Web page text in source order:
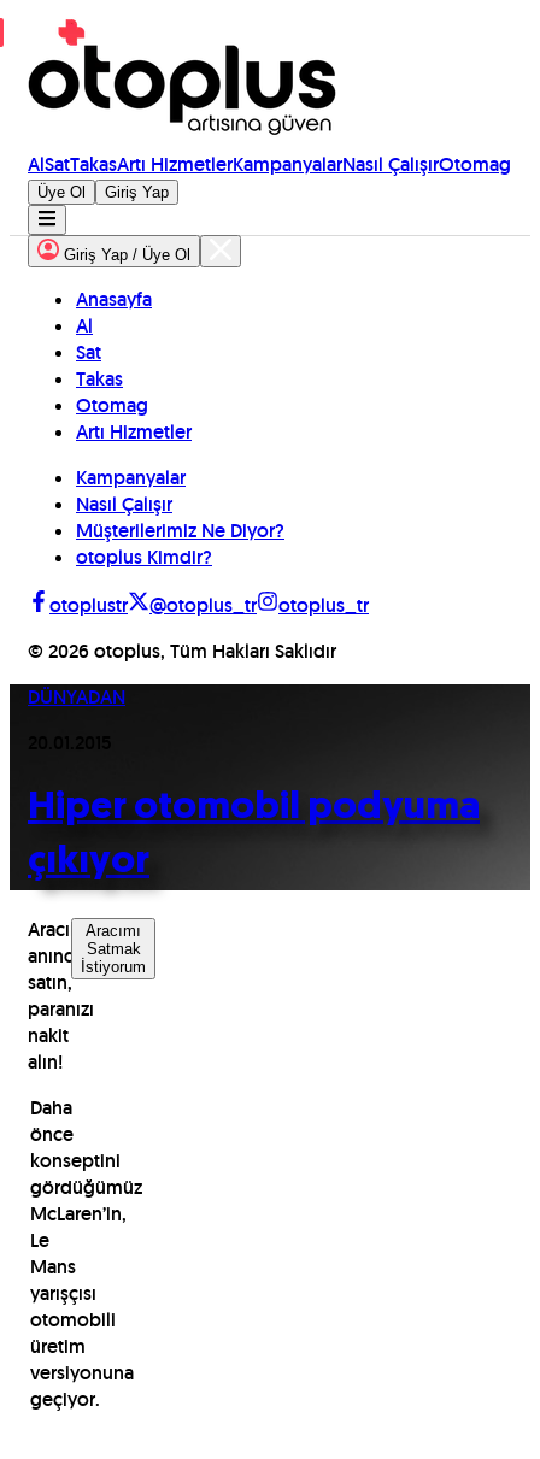
AlSatTakasArtı HizmetlerKampanyalarNasıl ÇalışırOtomag
Üye Ol Giriş Yap
Giriş Yap / Üye Ol
Anasayfa
Al
Sat
Takas
Otomag
Artı Hizmetler
Kampanyalar
Nasıl Çalışır
Müşterilerimiz Ne Diyor?
otoplus Kimdir?
otoplustr
@otoplus_tr
otoplus_tr
© 2026 otoplus, Tüm Hakları Saklıdır
DÜNYADAN
Hiper otomobil podyuma
çıkıyor
Aracınızı
anında
satın,
paranızı
nakit
alın!
Aracımı
Satmak
İstiyorum
Daha
önce
konseptini
gördüğümüz
McLaren’in,
Le
Mans
yarışçısı
otomobili
üretim
versiyonuna
geçiyor.